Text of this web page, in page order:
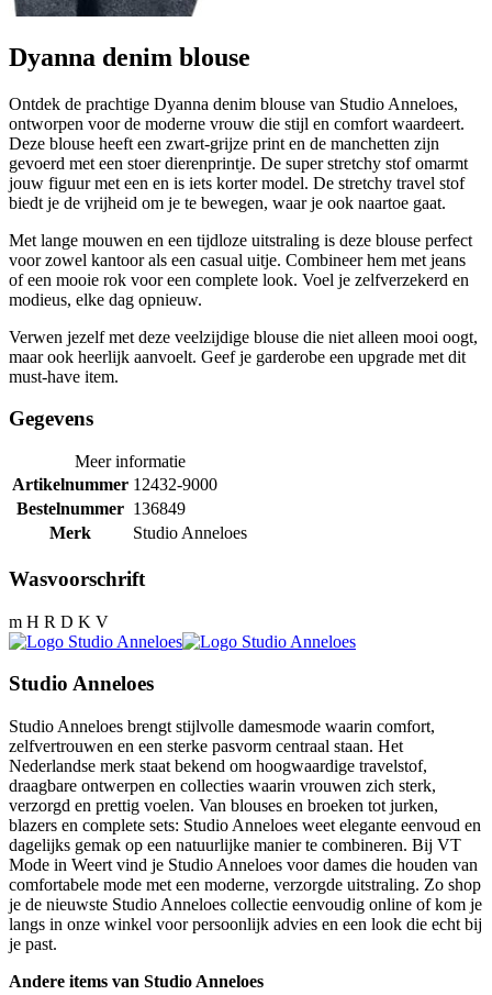
Dyanna denim blouse
Ontdek de prachtige Dyanna denim blouse van Studio Anneloes,
ontworpen voor de moderne vrouw die stijl en comfort waardeert.
Deze blouse heeft een zwart-grijze print en de manchetten zijn
gevoerd met een stoer dierenprintje. De super stretchy stof omarmt
jouw figuur met een en is iets korter model. De stretchy travel stof
biedt je de vrijheid om je te bewegen, waar je ook naartoe gaat.
Met lange mouwen en een tijdloze uitstraling is deze blouse perfect
voor zowel kantoor als een casual uitje. Combineer hem met jeans
of een mooie rok voor een complete look. Voel je zelfverzekerd en
modieus, elke dag opnieuw.
Verwen jezelf met deze veelzijdige blouse die niet alleen mooi oogt,
maar ook heerlijk aanvoelt. Geef je garderobe een upgrade met dit
must-have item.
Gegevens
Meer informatie
Artikelnummer 12432-9000
Bestelnummer 136849
Merk
Studio Anneloes
Wasvoorschrift
m H R D K V
Studio Anneloes
Studio Anneloes brengt stijlvolle damesmode waarin comfort,
zelfvertrouwen en een sterke pasvorm centraal staan. Het
Nederlandse merk staat bekend om hoogwaardige travelstof,
draagbare ontwerpen en collecties waarin vrouwen zich sterk,
verzorgd en prettig voelen. Van blouses en broeken tot jurken,
blazers en complete sets: Studio Anneloes weet elegante eenvoud en
dagelijks gemak op een natuurlijke manier te combineren. Bij VT
Mode in Weert vind je Studio Anneloes voor dames die houden van
comfortabele mode met een moderne, verzorgde uitstraling. Zo shop
je de nieuwste Studio Anneloes collectie eenvoudig online of kom je
langs in onze winkel voor persoonlijk advies en een look die echt bij
je past.
Andere items van Studio Anneloes